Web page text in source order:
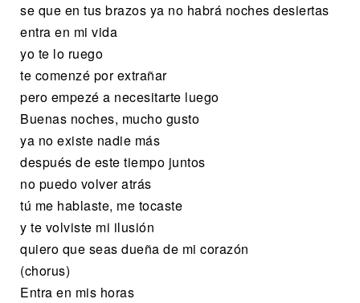
se que en tus brazos ya no habrá noches desiertas
entra en mi vida
yo te lo ruego
te comenzé por extrañar
pero empezé a necesitarte luego
Buenas noches, mucho gusto
ya no existe nadie más
después de este tiempo juntos
no puedo volver atrás
tú me hablaste, me tocaste
y te volviste mi ilusión
quiero que seas dueña de mi corazón
(chorus)
Entra en mis horas